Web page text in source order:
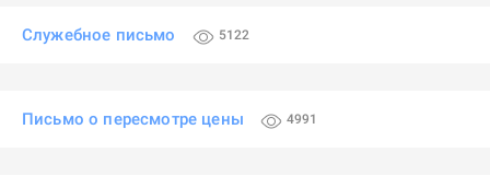
Служебное письмо 5122
Письмо о пересмотре цены 4991